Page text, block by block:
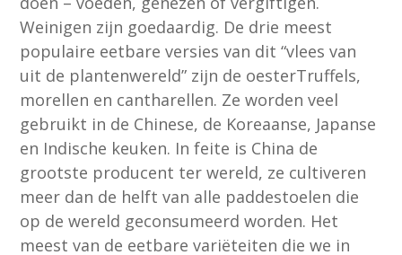
Weinigen zijn goedaardig. De drie meest
populaire eetbare versies van dit “vlees van
uit de plantenwereld” zijn de oesterTruffels,
morellen en cantharellen. Ze worden veel
gebruikt in de Chinese, de Koreaanse, Japanse
en Indische keuken. In feite is China de
grootste producent ter wereld, ze cultiveren
meer dan de helft van alle paddestoelen die
op de wereld geconsumeerd worden. Het
meest van de eetbare variëteiten die we in